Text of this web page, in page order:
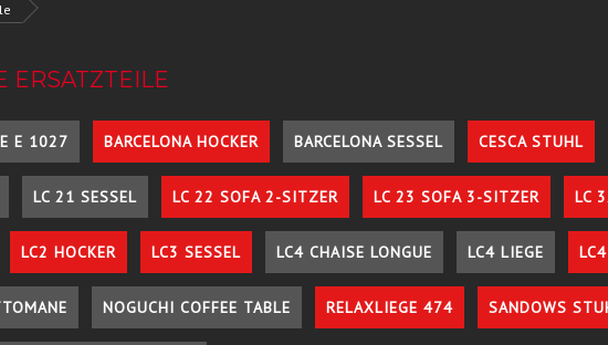
ERSATZTEILE
E 1027 BARCELONA HOCKER BARCELONA SESSEL CESCA STUHL
LC 21 SESSEL LC 22 SOFA 2-SITZER LC 23 SOFA 3-SITZER LC
LC2 HOCKER LC3 SESSEL LC4 CHAISE LONGUE LC4 LIEGE
NOGUCHI COFFEE TABLE RELAXLIEGE 474 SANDOWS